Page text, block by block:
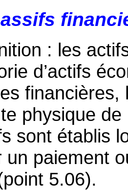
: les
d’actifs
physique
sont établis
un paiement
5.06).